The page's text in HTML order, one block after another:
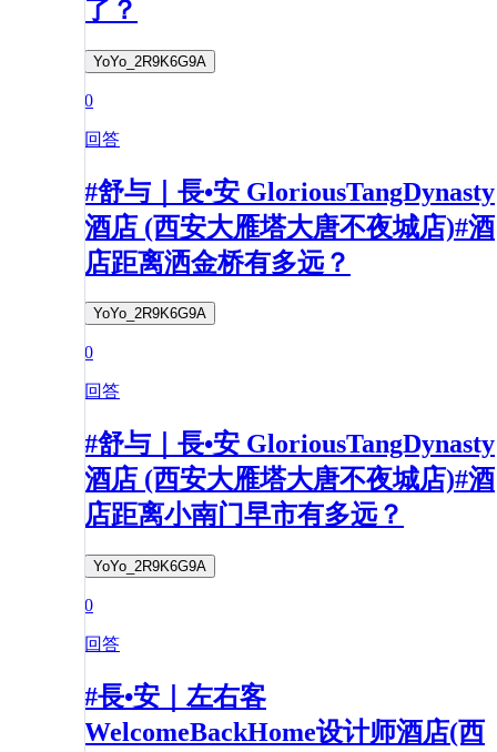
了？
YoYo_2R9K6G9A
0
回答
#舒与｜長•安 GloriousTangDynasty
酒店 (西安大雁塔大唐不夜城店)#酒
店距离洒金桥有多远？
YoYo_2R9K6G9A
0
回答
#舒与｜長•安 GloriousTangDynasty
酒店 (西安大雁塔大唐不夜城店)#酒
店距离小南门早市有多远？
YoYo_2R9K6G9A
0
回答
#長•安｜左右客
WelcomeBackHome设计师酒店(西